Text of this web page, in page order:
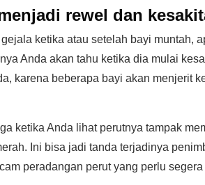
rewel dan
ketika atau setelah bayi muntah,
Anda akan tahu ketika dia mulai
karena beberapa bayi akan menjerit
ketika Anda lihat perutnya tampak
Ini bisa jadi tanda terjadinya
peradangan perut yang perlu